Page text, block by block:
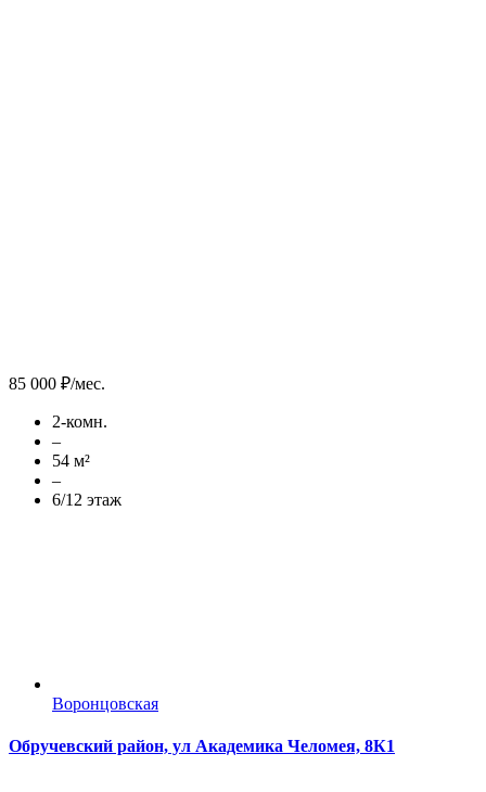
85 000 ₽/мес.
2-комн.
–
54 м²
–
6/12 этаж
Воронцовская
Обручевский район, ул Академика Челомея, 8К1